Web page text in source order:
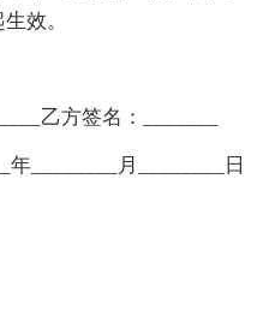
效。
乙方签名：_______
________月________日